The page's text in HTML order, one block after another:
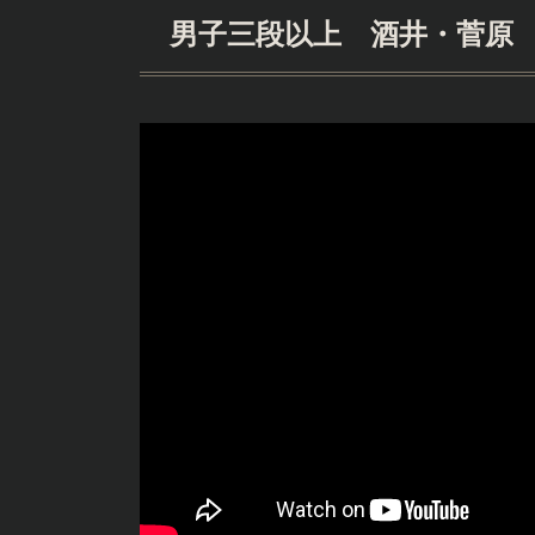
男子三段以上 酒井・菅原